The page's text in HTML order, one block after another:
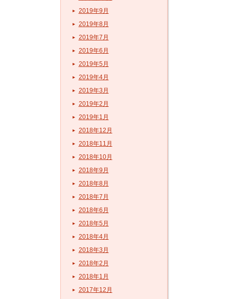
2019年9月
2019年8月
2019年7月
2019年6月
2019年5月
2019年4月
2019年3月
2019年2月
2019年1月
2018年12月
2018年11月
2018年10月
2018年9月
2018年8月
2018年7月
2018年6月
2018年5月
2018年4月
2018年3月
2018年2月
2018年1月
2017年12月